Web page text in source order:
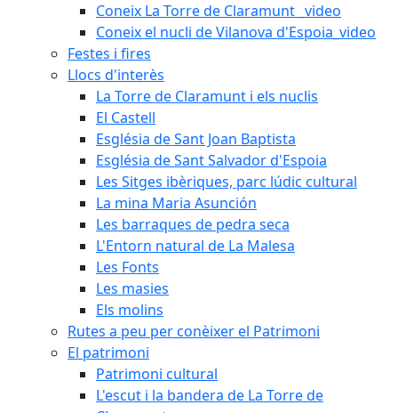
Coneix La Torre de Claramunt _video
Coneix el nucli de Vilanova d'Espoia_video
Festes i fires
Llocs d'interès
La Torre de Claramunt i els nuclis
El Castell
Església de Sant Joan Baptista
Església de Sant Salvador d'Espoia
Les Sitges ibèriques, parc lúdic cultural
La mina Maria Asunción
Les barraques de pedra seca
L'Entorn natural de La Malesa
Les Fonts
Les masies
Els molins
Rutes a peu per conèixer el Patrimoni
El patrimoni
Patrimoni cultural
L'escut i la bandera de La Torre de